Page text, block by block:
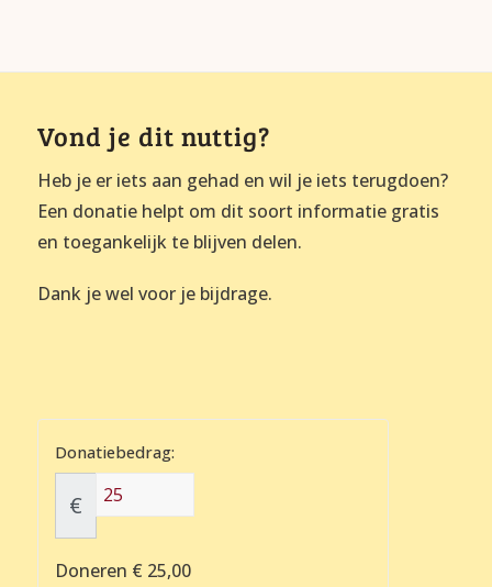
Vond je dit nuttig?
Heb je er iets aan gehad en wil je iets terugdoen?
Een donatie helpt om dit soort informatie gratis
en toegankelijk te blijven delen.
Dank je wel voor je bijdrage.
Donatiebedrag:
€
Doneren € 25,00